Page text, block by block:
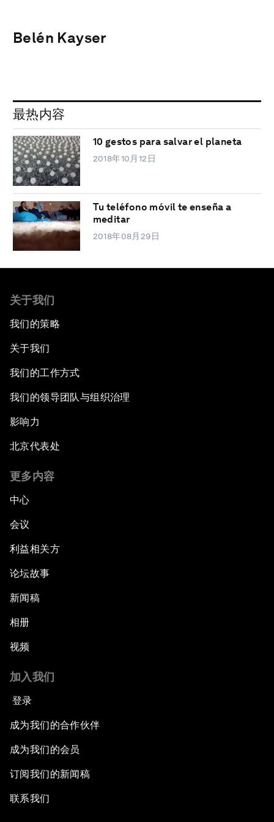
Belén Kayser
最热内容
10 gestos para salvar el planeta
2018年10月12日
Tu teléfono móvil te enseña a
meditar
2018年08月29日
关于我们
我们的策略
关于我们
我们的工作方式
我们的领导团队与组织治理
影响力
北京代表处
更多内容
中心
会议
利益相关方
论坛故事
新闻稿
相册
视频
加入我们
登录
成为我们的合作伙伴
成为我们的会员
订阅我们的新闻稿
联系我们